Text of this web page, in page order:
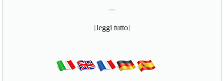
...
[leggi tutto]